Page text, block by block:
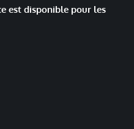
est disponible pour les